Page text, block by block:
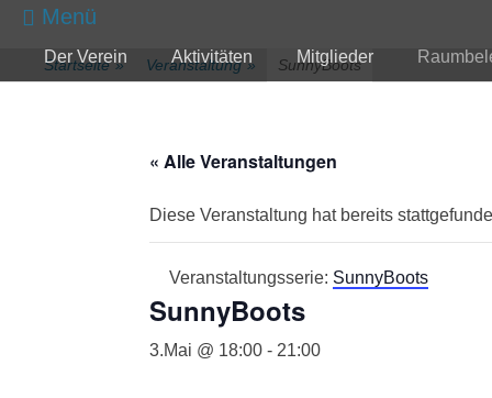
zum
überspringen
Menü
Primärmenü
Der Verein Aktivitäten Mitglieder
Startseite » Veranstaltung » SunnyBoots
« Alle Veranstaltungen
Diese Veranstaltung hat bereits
Veranstaltungsserie: SunnyBoots
SunnyBoots
3.Mai @ 18:00 - 21:00